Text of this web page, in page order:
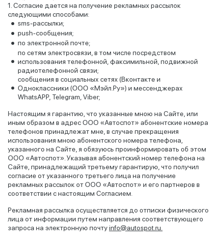
Согласие дается на получение рекламных рассылок
следующими способами:
sms-рассылки;
push-сообщения;
по электронной почте;
по сетям электросвязи, в том числе посредством
использования телефонной, факсимильной, подвижной
радиотелефонной связи;
сообщения в социальных сетях (Вконтакте и
Одноклассники (ООО «Мэйл.Ру») и мессенджерах
WhatsAPP, Telegram, Viber;
Настоящим я гарантию, что указанные мною на Сайте, или
иным образом в адрес ООО «Автоспот» абонентские номера
телефонов принадлежат мне, в случае прекращения
использования мною абонентского номера телефона,
указанного на Сайте, я обязуюсь проинформировать об этом
ООО «Автоспот». Указывая абонентский номер телефона на
Сайте, принадлежащий третьему гарантирую, что получил
согласие от указанного третьего лица на получение
рекламных рассылок от ООО «Автоспот» и его партнеров в
соответствии с настоящим Согласием.
Рекламная рассылка осуществляется до отписки физического
лица от информации путем направления соответствующего
запроса на электронную почтуinfo@autospot.ru.